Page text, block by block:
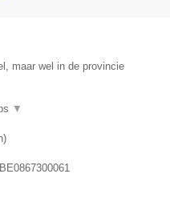
maar wel in de provincie
▼
)
BE0867300061